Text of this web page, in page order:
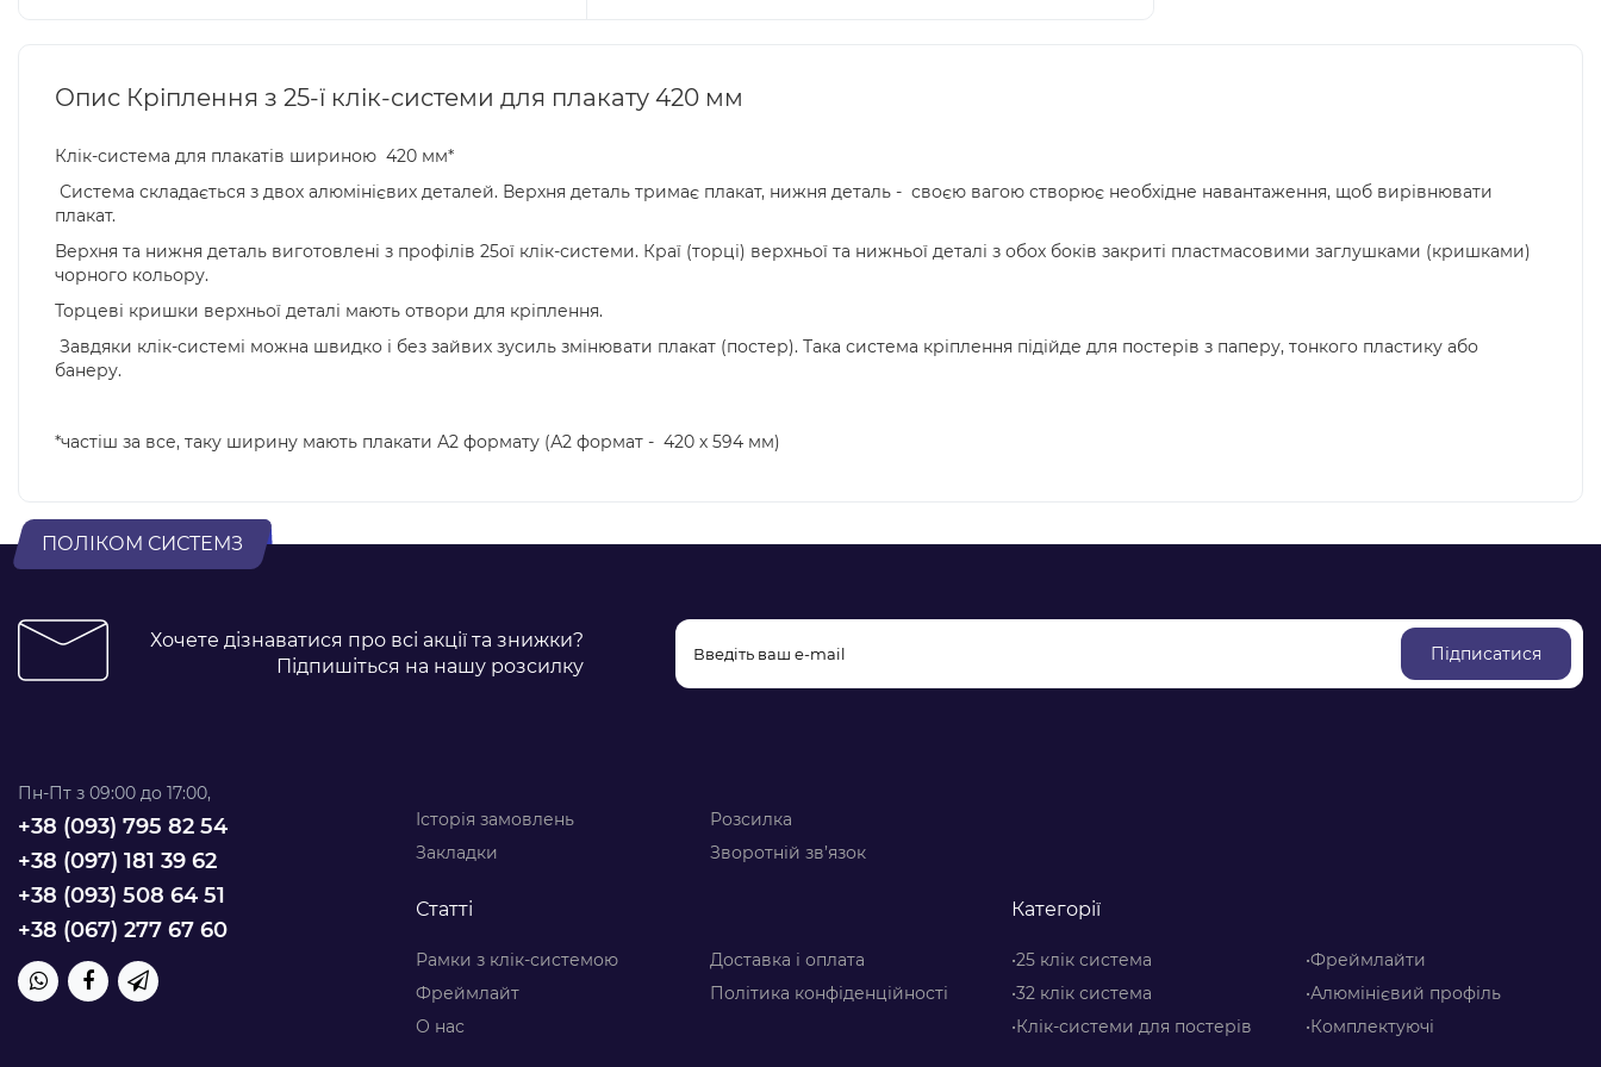
Опис Кріплення з 25-ї клік-системи для плакату 420 мм
Клік-система для плакатів шириною 420 мм*
Система складається з двох алюмінієвих деталей. Верхня деталь тримає плакат, нижня деталь - своєю вагою створює необхідне навантаження, щоб вирівнювати
плакат.
Верхня та нижня деталь виготовлені з профілів 25ої клік-системи. Краї (торці) верхньої та нижньої деталі з обох боків закриті пластмасовими заглушками (кришками)
чорного кольору.
Торцеві кришки верхньої деталі мають отвори для кріплення.
Завдяки клік-системі можна швидко і без зайвих зусиль змінювати плакат (постер). Така система кріплення підійде для постерів з паперу, тонкого пластику або
банеру.
*частіш за все, таку ширину мають плакати А2 формату (А2 формат - 420 х 594 мм)
ПОЛІКОМ СИСТЕМЗ
Хочете дізнаватися про всі акції та знижки?
Підпишіться на нашу розсилку
Підписатися
Пн-Пт з 09:00 до 17:00,
+38 ‎(093) 795 82 54
+38 (097) 181 39 62
+38 (093) 508 64 51
+38 (067) 277 67 60
Історія замовлень
Закладки
Розсилка
Зворотній зв’язок
Статті
Рамки з клік-системою
Фреймлайт
О нас
Доставка і оплата
Політика конфіденційності
Категорії
•25 клік система
•32 клік система
•Клік-системи для постерів
•Фреймлайти
•Алюмінієвий профіль
•Комплектуючі